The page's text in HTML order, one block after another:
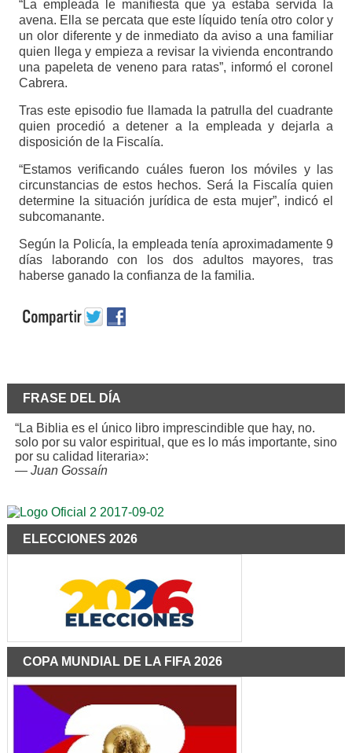
“La empleada le manifiesta que ya estaba servida la
avena. Ella se percata que este líquido tenía otro color y
un olor diferente y de inmediato da aviso a una familiar
quien llega y empieza a revisar la vivienda encontrando
una papeleta de veneno para ratas”, informó el coronel
Cabrera.
Tras este episodio fue llamada la patrulla del cuadrante
quien procedió a detener a la empleada y dejarla a
disposición de la Fiscalía.
“Estamos verificando cuáles fueron los móviles y las
circunstancias de estos hechos. Será la Fiscalía quien
determine la situación jurídica de esta mujer”, indicó el
subcomanante.
Según la Policía, la empleada tenía aproximadamente 9
días laborando con los dos adultos mayores, tras
haberse ganado la confianza de la familia.
FRASE DEL DÍA
“La Biblia es el único libro imprescindible que hay, no.
solo por su valor espiritual, que es lo más importante, sino
por su calidad literaria»:
— Juan Gossaín
ELECCIONES 2026
COPA MUNDIAL DE LA FIFA 2026